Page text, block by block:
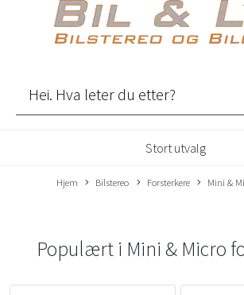
Stort utvalg
Hjem Bilstereo Forsterkere Mini &
Populært i Mini & Micro